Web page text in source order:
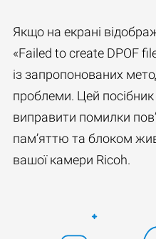
Якщо на екрані
«Failed to create DPOF
із запропонованих
проблеми. Цей
виправити помилки
пам’яттю та блоком
вашої камери Ricoh.